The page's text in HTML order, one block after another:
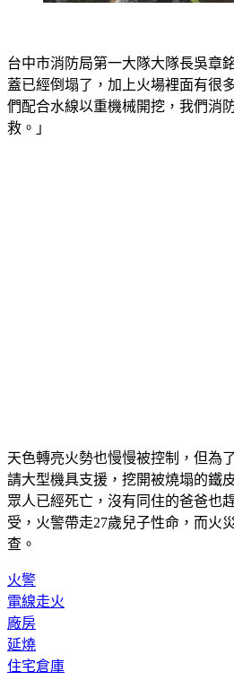
台中市消防局第一大隊大隊長吳章
蓋已經倒塌了，加上火場裡面有很
們配合水線以重機械開挖，我們消
救。」
天色轉亮火勢也慢慢被控制，但為
請大型機具支援，挖開被燒塌的鐵
眾人已經死亡，沒有同住的爸爸也
受，火警帶走27歲兒子性命，而火
查。
火警
電線走火
廠房
延燒
住宅倉庫